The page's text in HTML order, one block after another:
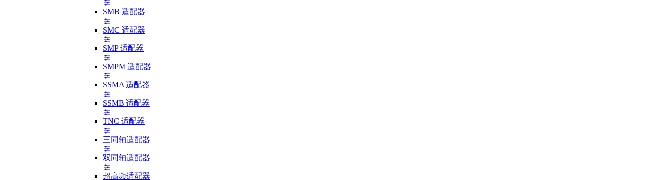
SMB 适配器
SMC 适配器
SMP 适配器
SMPM 适配器
SSMA 适配器
SSMB 适配器
TNC 适配器
三同轴适配器
双同轴适配器
超高频适配器